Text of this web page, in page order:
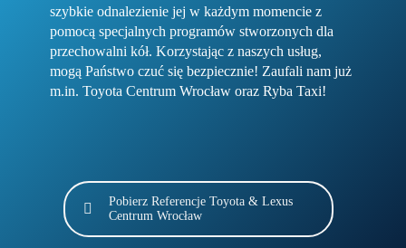
szybkie odnalezienie jej w każdym momencie z
pomocą specjalnych programów stworzonych dla
przechowalni kół. Korzystając z naszych usług,
mogą Państwo czuć się bezpiecznie! Zaufali nam już
m.in. Toyota Centrum Wrocław oraz Ryba Taxi!
Pobierz Referencje Toyota & Lexus
Centrum Wrocław